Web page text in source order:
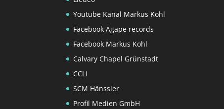
Youtube Kanal Markus Kohl
Facebook Agape records
Facebook Markus Kohl
Calvary Chapel Grünstadt
CCLI
SCM Hänssler
Profil Medien GmbH